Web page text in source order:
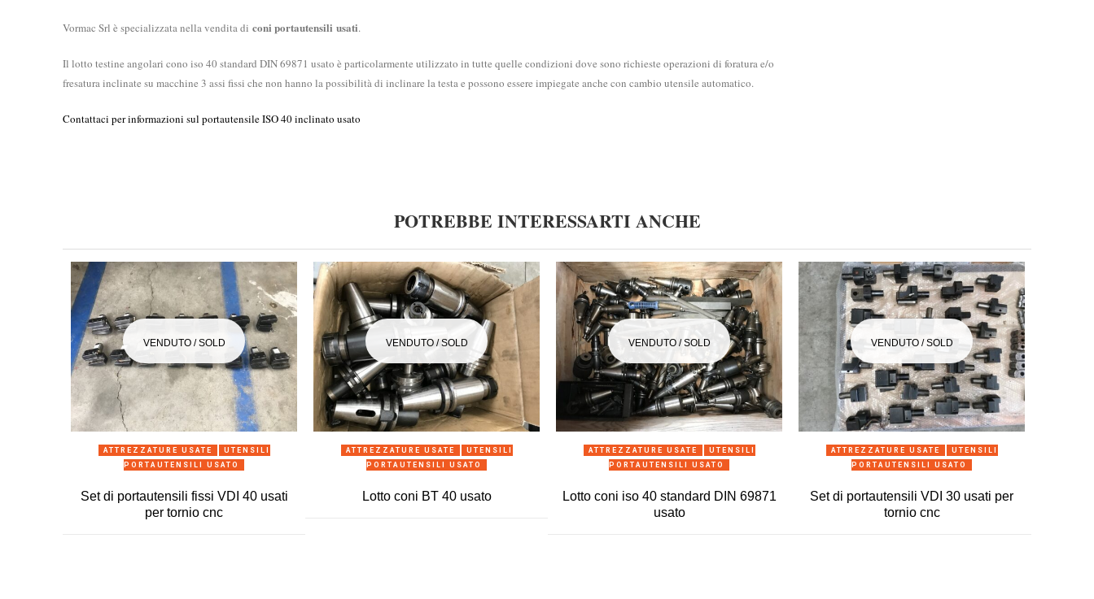
Vormac Srl è specializzata nella vendita di coni portautensili usati.
Il lotto testine angolari cono iso 40 standard DIN 69871 usato è particolarmente utilizzato in tutte quelle condizioni dove sono richieste operazioni di foratura e/o
fresatura inclinate su macchine 3 assi fissi che non hanno la possibilità di inclinare la testa e possono essere impiegate anche con cambio utensile automatico.
Contattaci per informazioni sul portautensile ISO 40 inclinato usato
POTREBBE INTERESSARTI ANCHE
VENDUTO / SOLD
ANTEPRIMA
ATTREZZATURE USATE
UTENSILI
PORTAUTENSILI USATO
Set di portautensili fissi VDI 40 usati
per tornio cnc
VENDUTO / SOLD
ANTEPRIMA
ATTREZZATURE USATE
UTENSILI
PORTAUTENSILI USATO
Lotto coni BT 40 usato
VENDUTO / SOLD
ANTEPRIMA
ATTREZZATURE USATE
UTENSILI
PORTAUTENSILI USATO
Lotto coni iso 40 standard DIN 69871
usato
VENDUTO / SOLD
ANTEPRIMA
ATTREZZATURE USATE
UTENSILI
PORTAUTENSILI USATO
Set di portautensili VDI 30 usati per
tornio cnc